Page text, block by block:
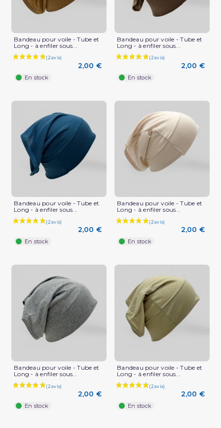
(1 avis)
Bandeau pour voile - Tube et
Long - à enfiler sous...
2,00 €
En stock
Bandeau pour voile - Tube et
Long - à enfiler sous...
2,00 €
En stock
Bandeau pour voile - Tube et
Long - à enfiler sous...
2,00 €
En stock
Bandeau pour voile - Tube et
Long - à enfiler sous...
2,00 €
En stock
Bandeau pour voile - Tube et
Long - à enfiler sous...
2,00 €
En stock
Bandeau pour voile - Tube et
Long - à enfiler sous...
2,00 €
En stock